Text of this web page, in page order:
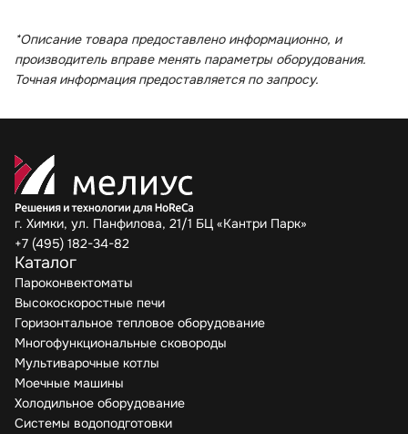
*Описание товара предоставлено информационно, и
производитель вправе менять параметры оборудования.
Точная информация предоставляется по запросу.
г. Химки, ул. Панфилова, 21/1 БЦ «Кантри Парк»
+7 (495) 182-34-82
Каталог
Пароконвектоматы
Высокоскоростные печи
Горизонтальное тепловое оборудование
Многофункциональные сковороды
Мультиварочные котлы
Моечные машины
Холодильное оборудование
Системы водоподготовки